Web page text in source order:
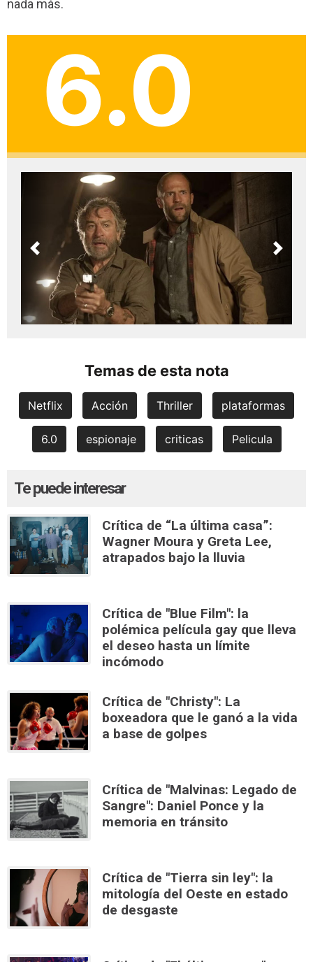
nada más.
6.0
Previous Next
Temas de esta nota
Netflix Acción Thriller plataformas
6.0 espionaje criticas Pelicula
Te puede interesar
Crítica de “La última casa”:
Wagner Moura y Greta Lee,
atrapados bajo la lluvia
Crítica de "Blue Film": la
polémica película gay que lleva
el deseo hasta un límite
incómodo
Crítica de "Christy": La
boxeadora que le ganó a la vida
a base de golpes
Crítica de "Malvinas: Legado de
Sangre": Daniel Ponce y la
memoria en tránsito
Crítica de "Tierra sin ley": la
mitología del Oeste en estado
de desgaste